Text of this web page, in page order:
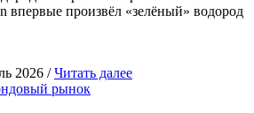
впервые произвёл «зелёный» водород
2026 /Читать далее
рынок